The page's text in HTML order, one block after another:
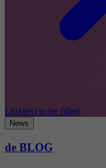
Linktext to be filled
News
de BLOG